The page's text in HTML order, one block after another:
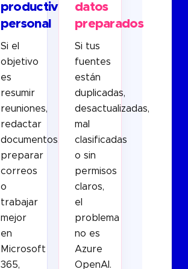
productividad
personal
Si el
objetivo
es
resumir
reuniones,
redactar
documentos,
preparar
correos
o
trabajar
mejor
en
Microsoft
365,
datos
preparados
Si tus
fuentes
están
duplicadas,
desactualizadas,
mal
clasificadas
o sin
permisos
claros,
el
problema
no es
Azure
OpenAI.